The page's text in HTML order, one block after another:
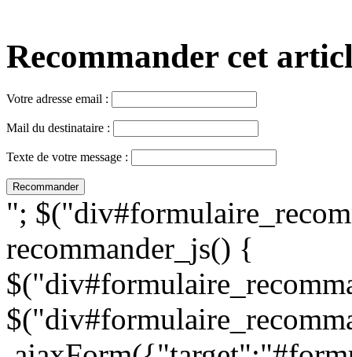
Recommander cet
Votre adresse email :
Mail du destinataire :
Texte de votre message :
";
recommander_js() {